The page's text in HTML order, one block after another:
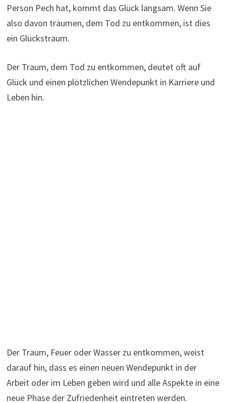
Person Pech hat, kommt das Glück langsam. Wenn Sie
also davon träumen, dem Tod zu entkommen, ist dies
ein Glückstraum.
Der Traum, dem Tod zu entkommen, deutet oft auf
Glück und einen plötzlichen Wendepunkt in Karriere und
Leben hin.
Der Traum, Feuer oder Wasser zu entkommen, weist
darauf hin, dass es einen neuen Wendepunkt in der
Arbeit oder im Leben geben wird und alle Aspekte in eine
neue Phase der Zufriedenheit eintreten werden.